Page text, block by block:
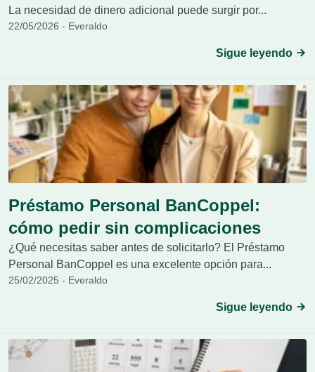
La necesidad de dinero adicional puede surgir por...
22/05/2026 - Everaldo
Sigue leyendo
Préstamo Personal BanCoppel:
cómo pedir sin complicaciones
¿Qué necesitas saber antes de solicitarlo? El Préstamo
Personal BanCoppel es una excelente opción para...
25/02/2025 - Everaldo
Sigue leyendo